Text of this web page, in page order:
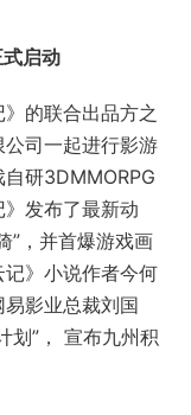
影业总裁刘国
划”， 宣布九州积
游制作人满娟、
店即将开业
游戏首次独资拓
“全国百家连